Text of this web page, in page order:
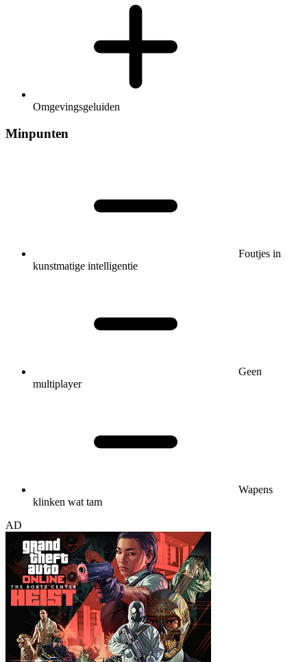
Omgevingsgeluiden
Minpunten
Foutjes in
kunstmatige intelligentie
Geen
multiplayer
Wapens
klinken wat tam
AD